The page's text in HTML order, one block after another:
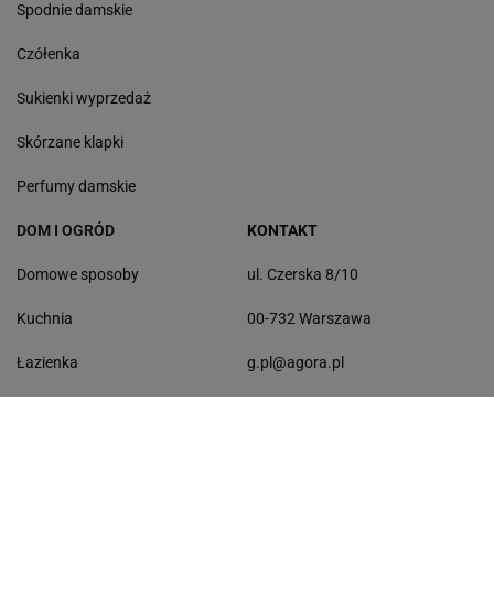
Spodnie damskie
Czółenka
Sukienki wyprzedaż
Skórzane klapki
Perfumy damskie
DOM I OGRÓD
Domowe sposoby
Kuchnia
Łazienka
KONTAKT
ul. Czerska 8/10
00-732 Warszawa
g.pl@agora.pl